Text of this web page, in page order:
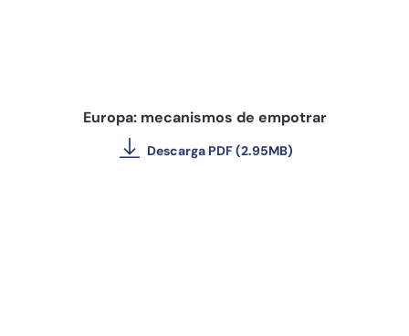
Europa: mecanismos de empotrar
Descarga PDF (2.95MB)